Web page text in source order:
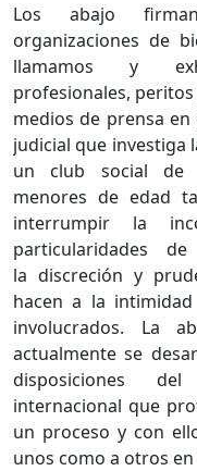
Los abajo
organizaciones de
llamamos y
profesionales,
medios de prensa
judicial que investiga
un club social de
menores de edad
interrumpir la
particularidades
la discreción y
hacen a la
involucrados. La
actualmente se
disposiciones
internacional que
un proceso y con
unos como a otros